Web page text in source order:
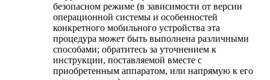
безопасном режиме (в зависимости от версии
операционной системы и особенностей
конкретного мобильного устройства эта
процедура может быть выполнена различными
способами; обратитесь за уточнением к
инструкции, поставляемой вместе с
приобретенным аппаратом, или напрямую к его